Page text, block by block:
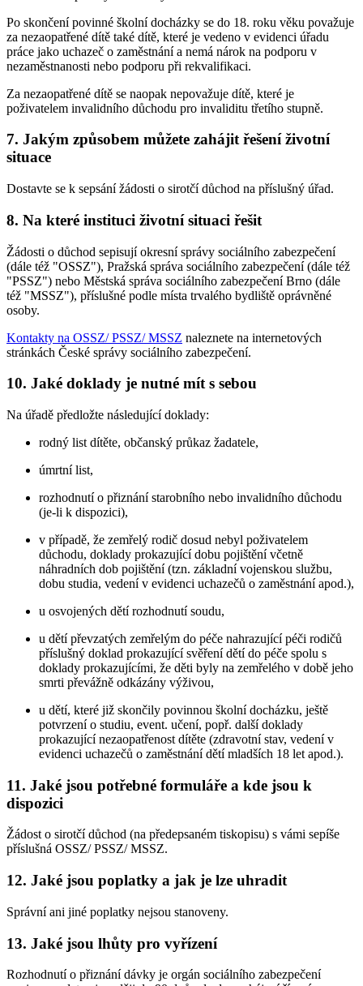
Po skončení povinné školní docházky se do 18. roku věku považuje
za nezaopatřené dítě také dítě, které je vedeno v evidenci úřadu
práce jako uchazeč o zaměstnání a nemá nárok na podporu v
nezaměstnanosti nebo podporu při rekvalifikaci.
Za nezaopatřené dítě se naopak nepovažuje dítě, které je
poživatelem invalidního důchodu pro invaliditu třetího stupně.
7. Jakým způsobem můžete zahájit řešení životní
situace
Dostavte se k sepsání žádosti o sirotčí důchod na příslušný úřad.
8. Na které instituci životní situaci řešit
Žádosti o důchod sepisují okresní správy sociálního zabezpečení
(dále též "OSSZ"), Pražská správa sociálního zabezpečení (dále též
"PSSZ") nebo Městská správa sociálního zabezpečení Brno (dále
též "MSSZ"), příslušné podle místa trvalého bydliště oprávněné
osoby.
Kontakty na OSSZ/ PSSZ/ MSSZ naleznete na internetových
stránkách České správy sociálního zabezpečení.
10. Jaké doklady je nutné mít s sebou
Na úřadě předložte následující doklady:
rodný list dítěte, občanský průkaz žadatele,
úmrtní list,
rozhodnutí o přiznání starobního nebo invalidního důchodu
(je-li k dispozici),
v případě, že zemřelý rodič dosud nebyl poživatelem
důchodu, doklady prokazující dobu pojištění včetně
náhradních dob pojištění (tzn. základní vojenskou službu,
dobu studia, vedení v evidenci uchazečů o zaměstnání apod.),
u osvojených dětí rozhodnutí soudu,
u dětí převzatých zemřelým do péče nahrazující péči rodičů
příslušný doklad prokazující svěření dětí do péče spolu s
doklady prokazujícími, že děti byly na zemřelého v době jeho
smrti převážně odkázány výživou,
u dětí, které již skončily povinnou školní docházku, ještě
potvrzení o studiu, event. učení, popř. další doklady
prokazující nezaopatřenost dítěte (zdravotní stav, vedení v
evidenci uchazečů o zaměstnání dětí mladších 18 let apod.).
11. Jaké jsou potřebné formuláře a kde jsou k
dispozici
Žádost o sirotčí důchod (na předepsaném tiskopisu) s vámi sepíše
příslušná OSSZ/ PSSZ/ MSSZ.
12. Jaké jsou poplatky a jak je lze uhradit
Správní ani jiné poplatky nejsou stanoveny.
13. Jaké jsou lhůty pro vyřízení
Rozhodnutí o přiznání dávky je orgán sociálního zabezpečení